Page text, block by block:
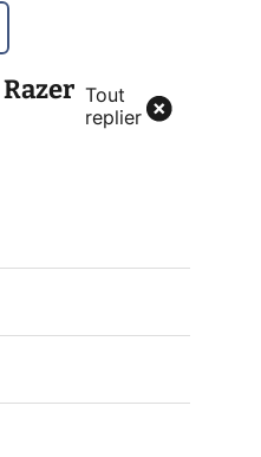
Razer Tout
replier